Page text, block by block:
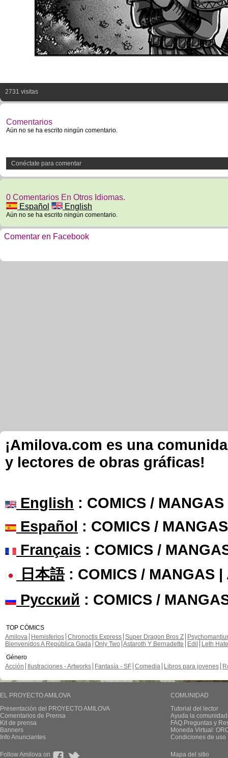
2731 visitas
Comentarios
Aún no se ha escrito ningún comentario.
Conéctate para comentar
0 Comentarios En Otros Idiomas.
Español
English
Aún no se ha escrito ningún comentario.
Comentar en Facebook
¡Amilova.com es una
y lectores de obras gráficas!
English : COMICS /
Español : COMICS /
Français : COMICS /
日本語: COMICS / MANGAS |
Русский : COMICS /
TOP CÓMICS
Amilova
Hemisferios Chronoctis Express Super Dragon Bros Z
Bienvenidos A República Gada Only Two Astaroth Y Bernadette Edil
Leth Hate
Género
Acción
Ilustraciones - Artworks Fantasía - SF Comedia Libros para jovenes
EL PROYECTO AMILOVA
Presentación del PROYECTO AMILOVA
Comentarios de Prensa
Kit de prensa
Banners
Info Anunciantes
COMUNIDAD
Tutorial del lector
Ayuda la
FAQ.Preguntas y
Moneda Virtual:
Condiciones de uso
Follow Amilova on Mapa del sitio